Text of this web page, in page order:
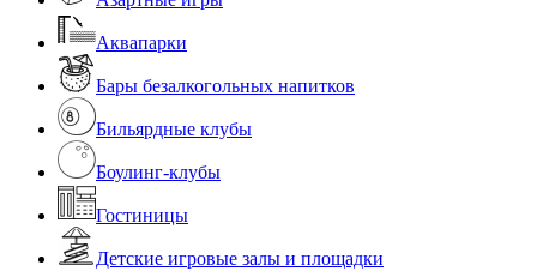
Аквапарки
Бары безалкогольных напитков
Бильярдные клубы
Боулинг-клубы
Гостиницы
Детские игровые залы и площадки